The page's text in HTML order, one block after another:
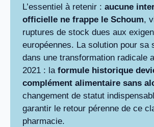
L’essentiel à retenir : aucune
officielle ne frappe le Schoum,
ruptures de stock dues aux
européennes. La solution pour sa
dans une transformation radicale
2021 : la formule historique
complément alimentaire sans
changement de statut
garantir le retour pérenne de ce
pharmacie.